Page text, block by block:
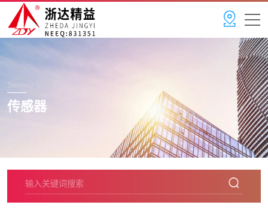
Sensor
传感器